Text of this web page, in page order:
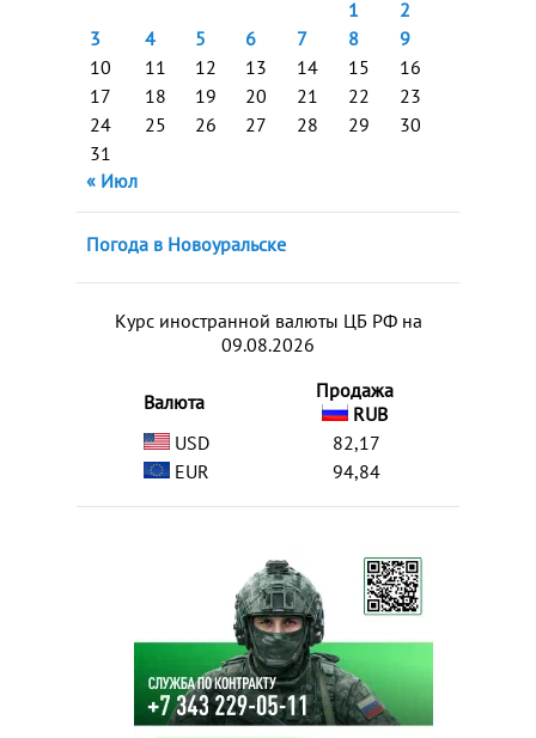
1
2
3
4 5 6 7 8
9
10
11 12 13 14 15
16
17
18 19 20 21 22
23
24
25 26 27 28 29
30
31
« Июл
Погода в Новоуральске
Курс иностранной валюты ЦБ РФ на
09.08.2026
Валюта
Продажа
RUB
USD
82,17
EUR
94,84